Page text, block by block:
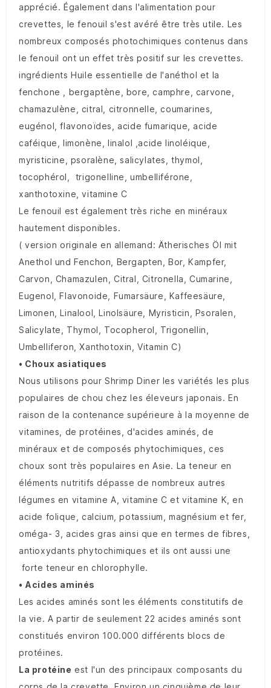
apprécié. Également dans l'alimentation pour
crevettes, le fenouil s'est avéré être très utile. Les
nombreux composés photochimiques contenus dans
le fenouil ont un effet très positif sur les crevettes.
ingrédients Huile essentielle de l'anéthol et la
fenchone , bergaptène, bore, camphre, carvone,
chamazulène, citral, citronnelle, coumarines,
eugénol, flavonoïdes, acide fumarique, acide
caféique, limonène, linalol ,acide linoléique,
myristicine, psoralène, salicylates, thymol,
tocophérol, trigonelline, umbelliférone,
xanthotoxine, vitamine C
Le fenouil est également très riche en minéraux
hautement disponibles.
( version originale en allemand: Ätherisches Öl mit
Anethol und Fenchon, Bergapten, Bor, Kampfer,
Carvon, Chamazulen, Citral, Citronella, Cumarine,
Eugenol, Flavonoide, Fumarsäure, Kaffeesäure,
Limonen, Linalool, Linolsäure, Myristicin, Psoralen,
Salicylate, Thymol, Tocopherol, Trigonellin,
Umbelliferon, Xanthotoxin, Vitamin C)
• Choux asiatiques
Nous utilisons pour Shrimp Diner les variétés les plus
populaires de chou chez les éleveurs japonais. En
raison de la contenance supérieure à la moyenne de
vitamines, de protéines, d'acides aminés, de
minéraux et de composés phytochimiques, ces
choux sont très populaires en Asie. La teneur en
éléments nutritifs dépasse de nombreux autres
légumes en vitamine A, vitamine C et vitamine K, en
acide folique, calcium, potassium, magnésium et fer,
oméga- 3, acides gras ainsi que en termes de fibres,
antioxydants phytochimiques et ils ont aussi une
forte teneur en chlorophylle.
• Acides aminés
Les acides aminés sont les éléments constitutifs de
la vie. A partir de seulement 22 acides aminés sont
constitués environ 100.000 différents blocs de
protéines.
La protéine est l'un des principaux composants du